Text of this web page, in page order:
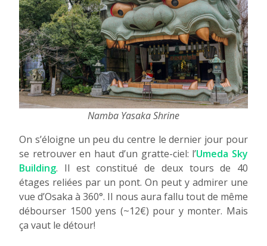
Namba Yasaka Shrine
On s’éloigne un peu du centre le dernier jour pour
se retrouver en haut d’un gratte-ciel: l’Umeda Sky
Building. Il est constitué de deux tours de 40
étages reliées par un pont. On peut y admirer une
vue d’Osaka à 360°. Il nous aura fallu tout de même
débourser 1500 yens (~12€) pour y monter. Mais
ça vaut le détour!